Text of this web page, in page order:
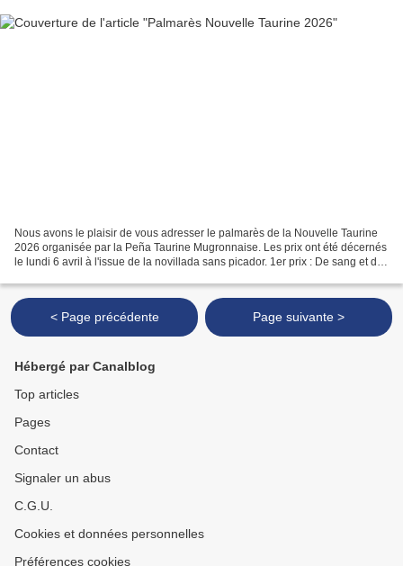
Nous avons le plaisir de vous adresser le palmarès de la Nouvelle Taurine
2026 organisée par la Peña Taurine Mugronnaise. Les prix ont été décernés
le lundi 6 avril à l'issue de la novillada sans picador. 1er prix : De sang et de
< Page précédente Page suivante >
Hébergé par Canalblog
Top articles
Pages
Contact
Signaler un abus
C.G.U.
Cookies et données personnelles
Préférences cookies